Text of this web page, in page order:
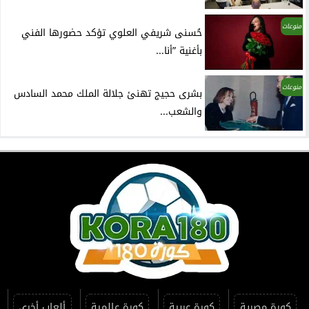
منوعات
حُسنى شريفي العلوي تؤكد حضورها الفني
بأغنية ”أنا...
منوعات
بشرى حجيج تهنئ جلالة الملك محمد السادس
والشعب...